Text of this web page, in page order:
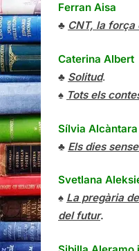
Ferran Aisa
♣ CNT, la força
Caterina Albert
♣ Solitud.
♠ Tots els
Sílvia Alcàntara
♣ Els dies
Svetlana
♠ La pregària
del futur.